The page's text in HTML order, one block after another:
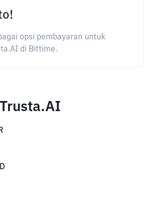
opsi pembayaran untuk
di Bittime.